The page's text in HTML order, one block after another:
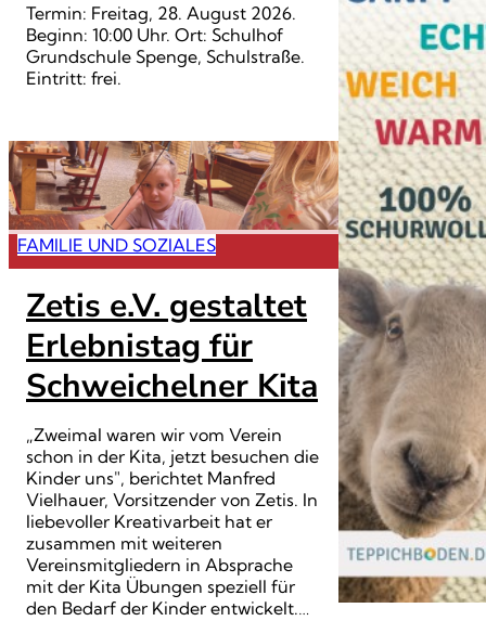
Termin: Freitag, 28. August 2026.
Beginn: 10:00 Uhr. Ort: Schulhof
Grundschule Spenge, Schulstraße.
Eintritt: frei.
FAMILIE UND SOZIALES
Zetis e.V. gestaltet
Erlebnistag für
Schweichelner Kita
„Zweimal waren wir vom Verein
schon in der Kita, jetzt besuchen die
Kinder uns", berichtet Manfred
Vielhauer, Vorsitzender von Zetis. In
liebevoller Kreativarbeit hat er
zusammen mit weiteren
Vereinsmitgliedern in Absprache
mit der Kita Übungen speziell für
den Bedarf der Kinder entwickelt.…